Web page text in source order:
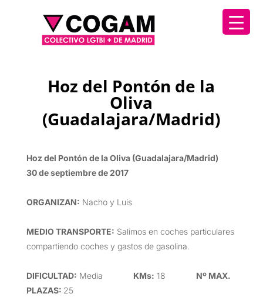
Hoz del Pontón de la
Oliva
(Guadalajara/Madrid)
Hoz del Pontón de la Oliva (Guadalajara/Madrid)
30 de septiembre de 2017
ORGANIZAN: Nacho y Luis
MEDIO TRANSPORTE: Salimos en coches particulares
compartiendo coches y gastos de gasolina.
DIFICULTAD: Media KMs: 18 Nº MAX.
PLAZAS: 25